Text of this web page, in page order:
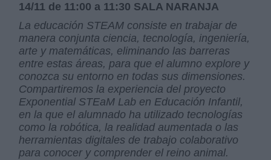
14/11 de 11:00 a 11:30 SALA NARANJA
La educación STEAM consiste en trabajar de
manera conjunta ciencia, tecnología, ingeniería,
arte y matemáticas, eliminando las barreras
entre estas áreas, para que el alumno explore y
conozca su entorno en todas sus dimensiones.
Compartiremos la experiencia del proyecto
Exponential STEaM Lab en Educación Infantil,
en la que el alumnado ha utilizado tecnologías
como la robótica, la realidad aumentada o las
herramientas digitales de trabajo colaborativo
para conocer y comprender el reino animal.